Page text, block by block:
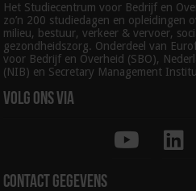
Het Studiecentrum voor Bedrijf en
zo’n 200 studiedagen en opleidingen
milieu, bestuur, verkeer & vervoer,
gezondheidszorg. Onderdeel van
voor Bedrijf en Overheid (SBO),
(NIB) en Secretary Management
Volg ons via
Contact gegevens